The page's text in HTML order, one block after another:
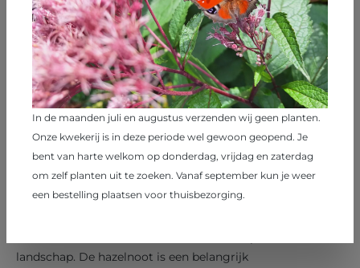
Corylus 'Corabel'
landschap. De hazelnoot is een belangrijk
In de maanden juli en augustus verzenden wij geen planten.
Onze kwekerij is in deze periode wel gewoon geopend. Je
bent van harte welkom op donderdag, vrijdag en zaterdag
om zelf planten uit te zoeken. Vanaf september kun je weer
een bestelling plaatsen voor thuisbezorging.